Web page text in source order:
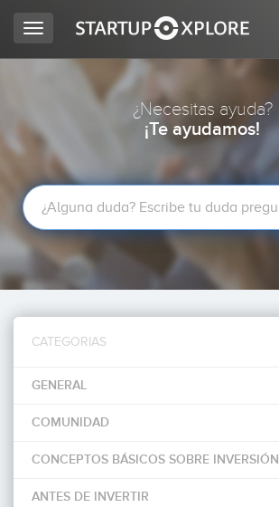
BUSCO FINANCIACIÓN
REGISTRO
ACCESO
Invertir
Toggle
navigation
¿Necesitas ayuda?
¡Te ayudamos!
CATEGORIAS
GENERAL
COMUNIDAD
CONCEPTOS BÁSICOS SOBRE INVERSIÓN
ANTES DE INVERTIR